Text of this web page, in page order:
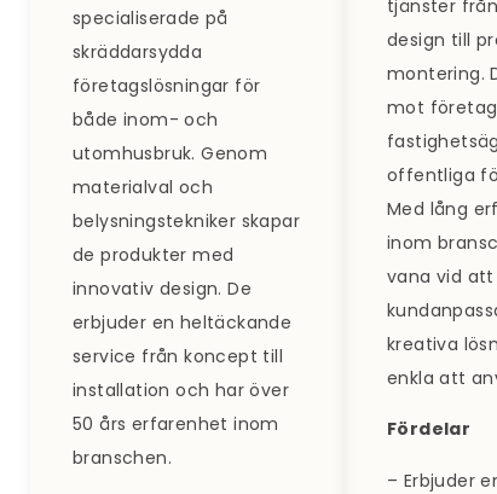
specialiserade på
skräddarsydda
företagslösningar för
både inom- och
utomhusbruk. Genom
materialval och
belysningstekniker skapar
de produkter med
innovativ design. De
erbjuder en heltäckande
service från koncept till
installation och har över
50 års erfarenhet inom
branschen.
tjänster
design till
montering.
mot
offentliga
Med lång
inom
vana vid
kreativa
enkla att
Fördelar
– Erbjuder